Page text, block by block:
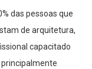
das pessoas que
de arquitetura,
capacitado